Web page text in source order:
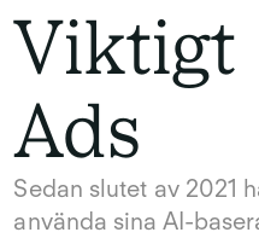
Viktigt
Ads
Sedan slutet av 2021
använda sina AI-